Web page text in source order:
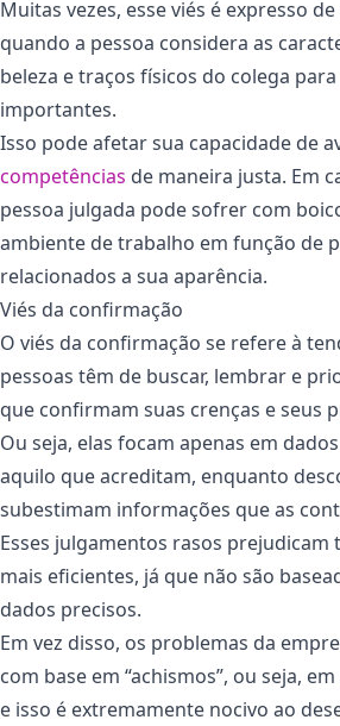
Muitas vezes, esse viés é expresso
quando a pessoa considera as
beleza e traços físicos do colega
importantes.
Isso pode afetar sua capacidade de
competências de maneira justa. Em
pessoa julgada pode sofrer com
ambiente de trabalho em função de
relacionados a sua aparência.
Viés da confirmação
O viés da confirmação se refere à
pessoas têm de buscar, lembrar e
que confirmam suas crenças e seus
Ou seja, elas focam apenas em
aquilo que acreditam, enquanto
subestimam informações que as
Esses julgamentos rasos prejudicam
mais eficientes, já que não são
dados precisos.
Em vez disso, os problemas da
com base em “achismos”, ou seja,
e isso é extremamente nocivo ao